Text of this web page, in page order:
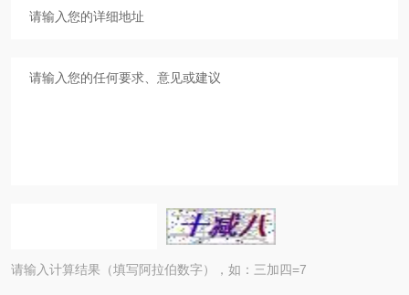
请输入计算结果（填写阿拉伯数字），如：三加四=7